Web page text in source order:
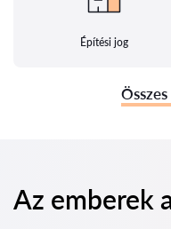
Építési jog
Az emberek